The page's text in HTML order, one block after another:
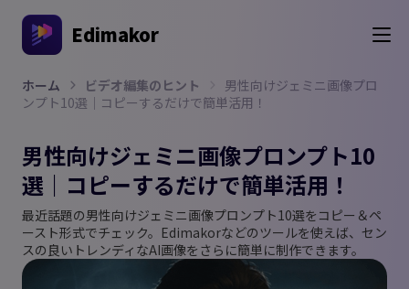
Edimakor
ホーム ビデオ編集のヒント
男性向けジェミニ画像プロ
ンプト10選｜コピーするだけで簡単活用！
男性向けジェミニ画像プロンプト10
選｜コピーするだけで簡単活用！
最近話題の男性向けジェミニ画像プロンプト10選をコピー＆ペ
ースト形式でチェック。Edimakorなどのツールを使えば、セン
スの良いトレンディなAI画像をさらに簡単に制作できます。